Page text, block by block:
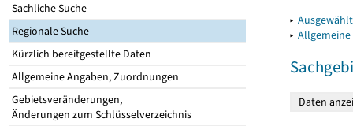
Sachliche Suche
Regionale Suche
Kürzlich bereitgestellte Daten
Allgemeine Angaben, Zuordnungen
Gebietsveränderungen,
Änderungen zum Schlüsselverzeichnis
▸
▸